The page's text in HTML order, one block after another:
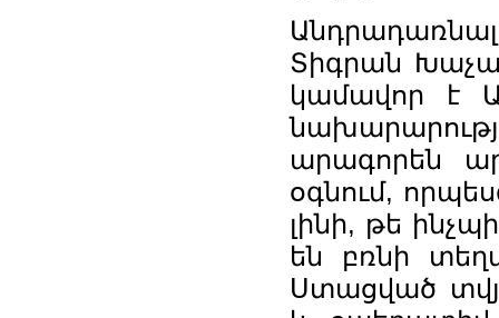
Տիգրան
կամավոր է
արագորեն
օգնում,
լինի, թե
են բռնի
Ստացված